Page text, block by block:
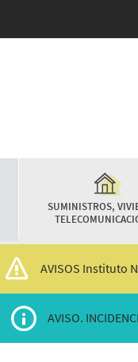
SUMINISTROS,
AVISOS Instituto
AVISO.